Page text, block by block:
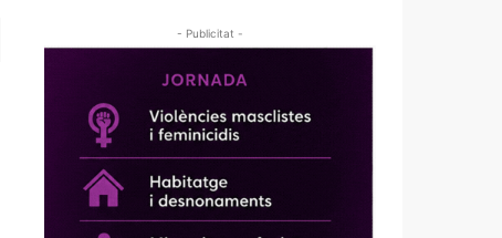
- Publicitat -